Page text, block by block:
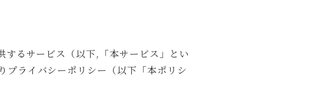
るサービス（以下,「本サービス」とい
プライバシーポリシー（以下「本ポリシ